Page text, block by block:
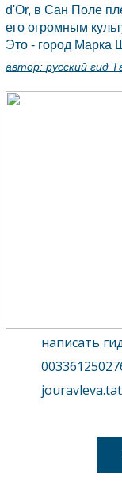
d'Or, в Сан Поле
его огромным
Это - город Марка
автор: русский гид
написать